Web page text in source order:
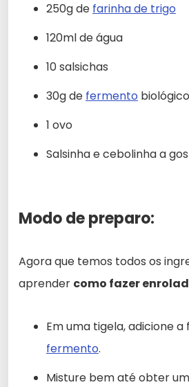
250g de farinha de trigo
120ml de água
10 salsichas
30g de fermento biológico
1 ovo
Salsinha e cebolinha a
Modo de preparo:
Agora que temos todos os
aprender como fazer
Em uma tigela, adicione a
fermento.
Misture bem até obter